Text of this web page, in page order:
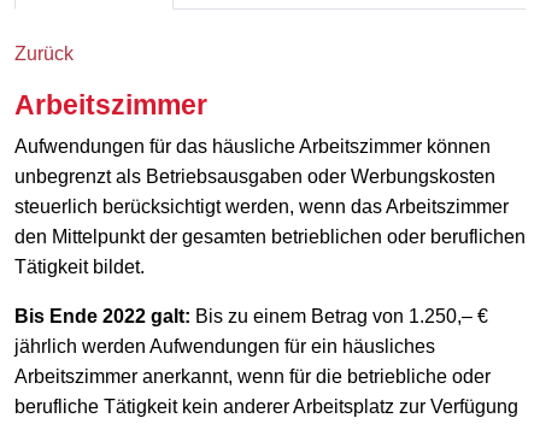
Zurück
Arbeitszimmer
Aufwendungen für das häusliche Arbeitszimmer können
unbegrenzt als Betriebsausgaben oder Werbungskosten
steuerlich berücksichtigt werden, wenn das Arbeitszimmer
den Mittelpunkt der gesamten betrieblichen oder beruflichen
Tätigkeit bildet.
Bis Ende 2022 galt: Bis zu einem Betrag von 1.250,– €
jährlich werden Aufwendungen für ein häusliches
Arbeitszimmer anerkannt, wenn für die betriebliche oder
berufliche Tätigkeit kein anderer Arbeitsplatz zur Verfügung